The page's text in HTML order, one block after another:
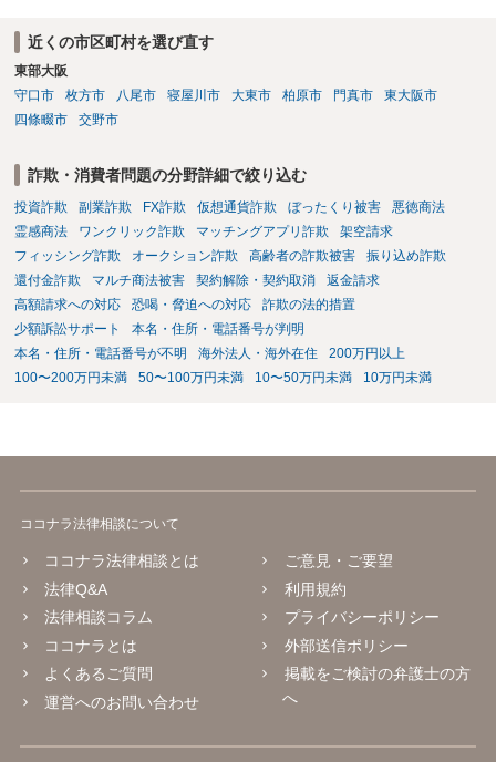
近くの市区町村を選び直す
東部大阪
守口市
枚方市 八尾市 寝屋川市 大東市 柏原市 門真市
東大阪市
四條畷市
交野市
詐欺・消費者問題の分野詳細で絞り込む
投資詐欺 副業詐欺 FX詐欺 仮想通貨詐欺 ぼったくり被害
悪徳商法
霊感商法
ワンクリック詐欺 マッチングアプリ詐欺
架空請求
フィッシング詐欺
オークション詐欺 高齢者の詐欺被害
振り込め詐欺
還付金詐欺
マルチ商法被害 契約解除・契約取消
返金請求
高額請求への対応
恐喝・脅迫への対応
詐欺の法的措置
少額訴訟サポート
本名・住所・電話番号が判明
本名・住所・電話番号が不明
海外法人・海外在住
200万円以上
100〜200万円未満
50〜100万円未満 10〜50万円未満 10万円未満
ココナラ法律相談について
ココナラ法律相談とは
法律Q&A
法律相談コラム
ココナラとは
よくあるご質問
運営へのお問い合わせ
ご意見・ご要望
利用規約
プライバシーポリシー
外部送信ポリシー
掲載をご検討の弁護士の方
へ